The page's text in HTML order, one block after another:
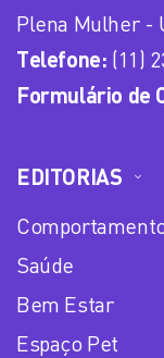
Plena Mulher -
Telefone: (11)
Formulário de
EDITORIAS
Saúde
Bem Estar
Espaço Pet